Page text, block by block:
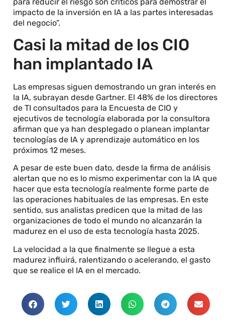
impacto de la inversión en IA a las partes interesadas
del negocio”.
Casi la mitad de los CIO
han implantado IA
Las empresas siguen demostrando un gran interés en
la IA, subrayan desde Gartner. El 48% de los directores
de TI consultados para la Encuesta de CIO y
ejecutivos de tecnología elaborada por la consultora
afirman que ya han desplegado o planean implantar
tecnologías de IA y aprendizaje automático en los
próximos 12 meses.
A pesar de este buen dato, desde la firma de análisis
alertan que no es lo mismo experimentar con la IA que
hacer que esta tecnología realmente forme parte de
las operaciones habituales de las empresas. En este
sentido, sus analistas predicen que la mitad de las
organizaciones de todo el mundo no alcanzarán la
madurez en el uso de esta tecnología hasta 2025.
La velocidad a la que finalmente se llegue a esta
madurez influirá, ralentizando o acelerando, el gasto
que se realice el IA en el mercado.